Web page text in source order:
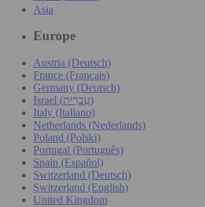
Asia
Europe
Austria (Deutsch)
France (Français)
Germany (Deutsch)
Israel (עִברִית)
Italy (Italiano)
Netherlands (Nederlands)
Poland (Polski)
Portugal (Português)
Spain (Español)
Switzerland (Deutsch)
Switzerland (English)
United Kingdom